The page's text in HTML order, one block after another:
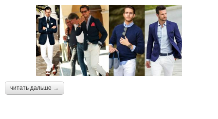
читать дальше →